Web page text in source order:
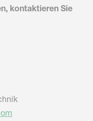
kontaktieren Sie